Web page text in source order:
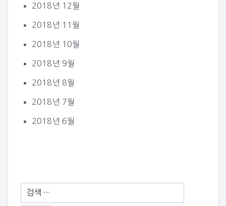
2018년 12월
2018년 11월
2018년 10월
2018년 9월
2018년 8월
2018년 7월
2018년 6월
다
음